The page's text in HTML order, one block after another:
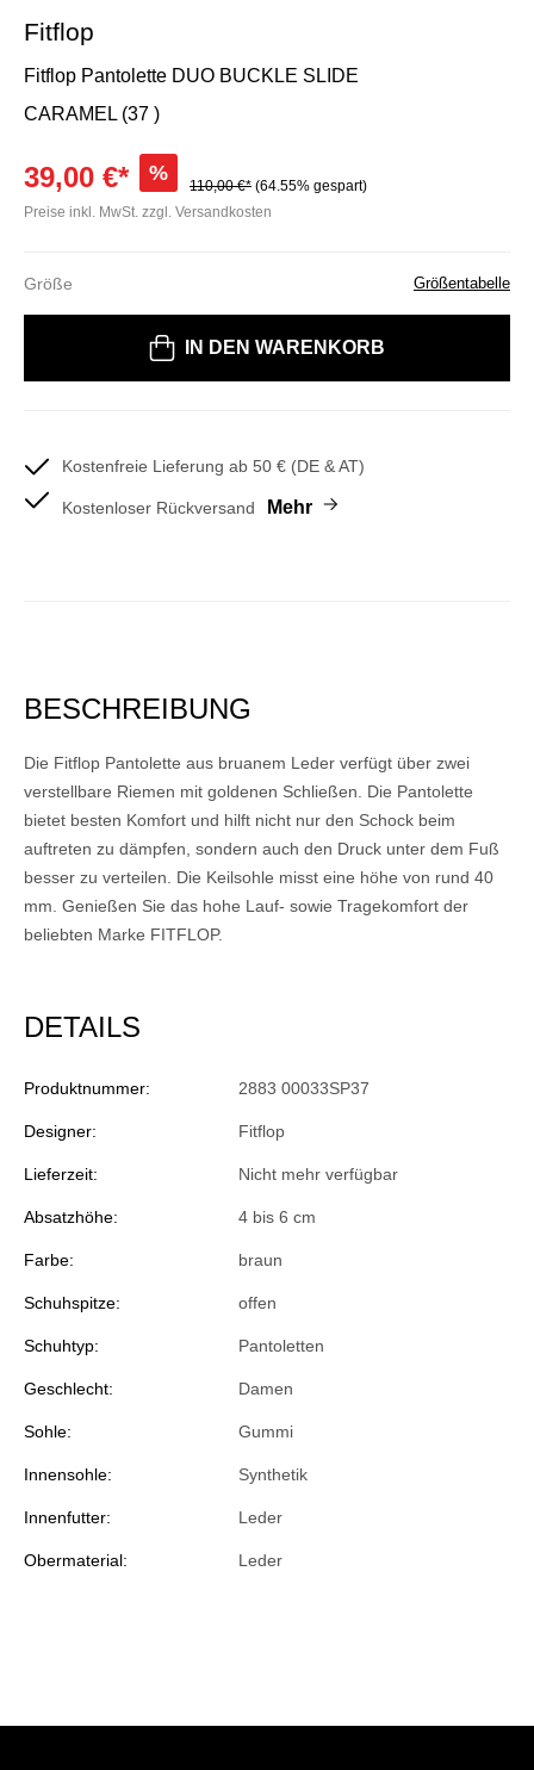
Fitflop
Fitflop Pantolette DUO BUCKLE SLIDE
CARAMEL (37 )
39,00 €* %
110,00 €* (64.55% gespart)
Preise inkl. MwSt. zzgl. Versandkosten
Größe Größentabelle
IN DEN WARENKORB
Kostenfreie Lieferung ab 50 € (DE & AT)
Kostenloser Rückversand Mehr
BESCHREIBUNG
Die Fitflop Pantolette aus bruanem Leder verfügt über zwei
verstellbare Riemen mit goldenen Schließen. Die Pantolette
bietet besten Komfort und hilft nicht nur den Schock beim
auftreten zu dämpfen, sondern auch den Druck unter dem Fuß
besser zu verteilen. Die Keilsohle misst eine höhe von rund 40
mm. Genießen Sie das hohe Lauf- sowie Tragekomfort der
beliebten Marke FITFLOP.
DETAILS
Produktnummer: 2883 00033SP37
Designer: Fitflop
Lieferzeit: Nicht mehr verfügbar
Absatzhöhe: 4 bis 6 cm
Farbe: braun
Schuhspitze: offen
Schuhtyp: Pantoletten
Geschlecht: Damen
Sohle: Gummi
Innensohle: Synthetik
Innenfutter: Leder
Obermaterial: Leder